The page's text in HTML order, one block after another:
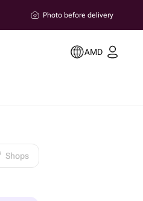
Photo before delivery
AMD
Shops